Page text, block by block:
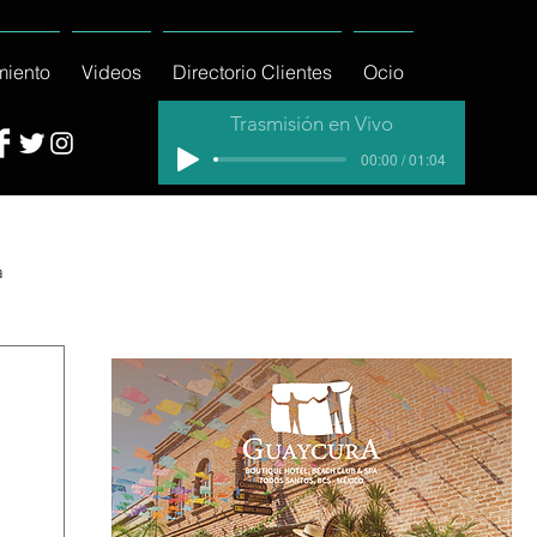
Videos Directorio Clientes Ocio
Trasmisión en Vivo
00:00 / 01:04